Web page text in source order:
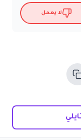
لا يعمل